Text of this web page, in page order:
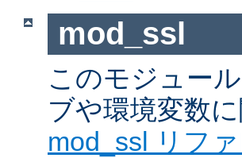
mod_ssl
このモジュー
ブや環境変数
mod_ssl リフ